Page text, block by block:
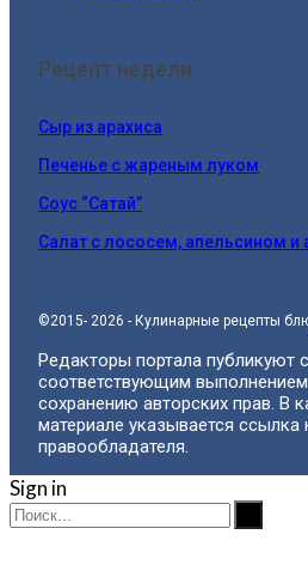
Рецепт недели:
Сыр из арахиса
Печенье с жареным луком
Соус “Сатай”
Салат с лососем, апельсином и
©2015- 2026 - Кулинарные рецепты
Редакторы портала публикуют
соответствующим
сохранению авторских прав. В
материале указывается ссылка
правообладателя.
Sign in